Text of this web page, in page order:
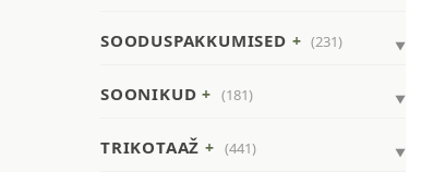
SOODUSPAKKUMISED (231)
SOONIKUD (181)
TRIKOTAAŽ (441)